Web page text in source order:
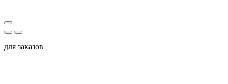
для заказов